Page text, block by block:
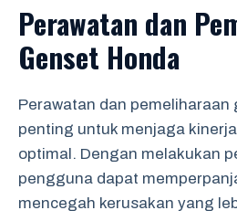
Perawatan dan
Genset Honda
Perawatan dan
penting untuk menjaga
optimal. Dengan melakukan
pengguna dapat
mencegah kerusakan yang